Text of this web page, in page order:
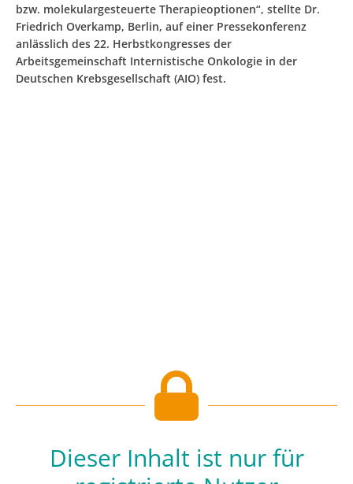
bzw. molekulargesteuerte Therapieoptionen“, stellte Dr.
Friedrich Overkamp, Berlin, auf einer Pressekonferenz
anlässlich des 22. Herbstkongresses der
Arbeitsgemeinschaft Internistische Onkologie in der
Deutschen Krebsgesellschaft (AIO) fest.
Dieser Inhalt ist nur für